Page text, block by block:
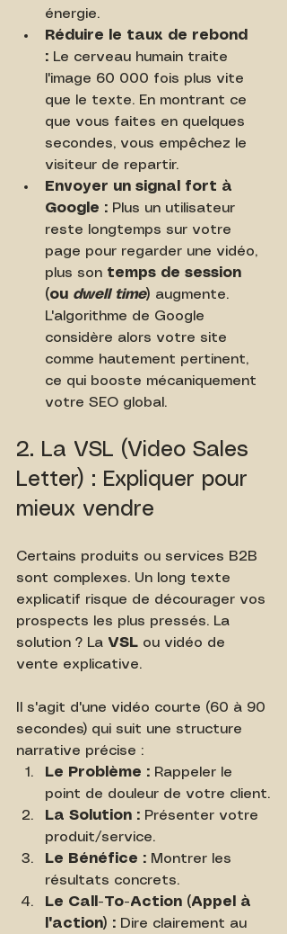
énergie.
Réduire le taux de rebond
: Le cerveau humain traite
l'image 60 000 fois plus vite
que le texte. En montrant ce
que vous faites en quelques
secondes, vous empêchez le
visiteur de repartir.
Envoyer un signal fort à
Google : Plus un utilisateur
reste longtemps sur votre
page pour regarder une vidéo,
plus son temps de session
(ou dwell time) augmente.
L'algorithme de Google
considère alors votre site
comme hautement pertinent,
ce qui booste mécaniquement
votre SEO global.
2. La VSL (Video Sales
Letter) : Expliquer pour
mieux vendre
Certains produits ou services B2B
sont complexes. Un long texte
explicatif risque de décourager vos
prospects les plus pressés. La
solution ? La VSL ou vidéo de
vente explicative.
Il s'agit d'une vidéo courte (60 à 90
secondes) qui suit une structure
narrative précise :
Le Problème : Rappeler le
point de douleur de votre client.
La Solution : Présenter votre
produit/service.
Le Bénéfice : Montrer les
résultats concrets.
Le Call-To-Action (Appel à
l'action) : Dire clairement au